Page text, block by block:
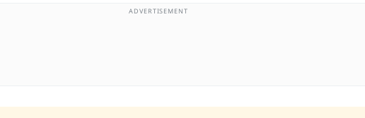
ADVERTISEMENT